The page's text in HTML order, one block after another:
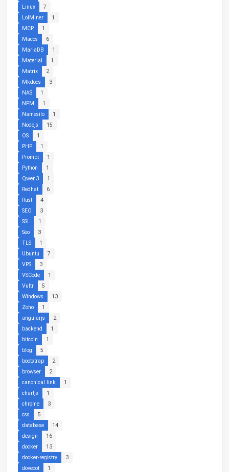
Linux
7
LolMiner
1
MCP
1
Macos
6
MariaDB
1
Material
1
Matrix
2
Mkdocs
3
NAS
1
NPM
1
Namesilo
1
Nodejs
15
OS
1
PHP
1
Prompt
1
Python
1
Qwen3
1
Redhat
6
Rust
4
SEO
3
SSL
1
Seo
3
TLS
1
Ubuntu
7
VPS
3
VSCode
1
Vultr
5
Windows
13
Zoho
1
angularjs
2
backend
1
bitcoin
1
blog
5
bootstrap
2
browser
2
canonical link
1
chartjs
1
chrome
3
css
5
database
14
design
16
docker
13
docker-registry
3
dovecot
1